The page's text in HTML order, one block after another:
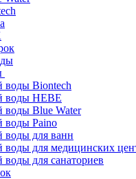
воды Biontech
воды HEBE
воды Blue Water
воды Paino
воды для ванн
воды для медицинских
воды для санаториев